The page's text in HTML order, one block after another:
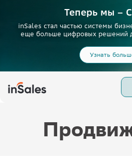
Теперь мы –
inSales стал частью системы
еще больше цифровых решений
Узнать